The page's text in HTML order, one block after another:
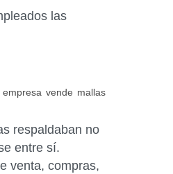
las
vende mallas
respaldaban no
entre sí.
venta, compras,